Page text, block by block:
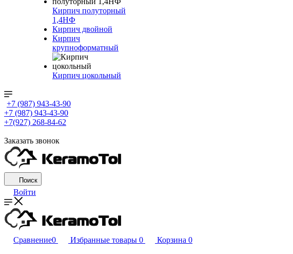
Кирпич полуторный
1,4НФ
Кирпич двойной
Кирпич
крупноформатный
Кирпич цокольный
+7 (987) 943-43-90
+7 (987) 943-43-90
+7(927) 268-84-62
Заказать звонок
Поиск
Войти
Сравнение0 Избранные товары 0 Корзина 0